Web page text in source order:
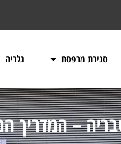
סגירת מרפסת גלריה
– המדריך